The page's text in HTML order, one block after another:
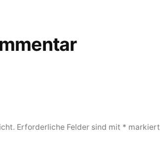
Erforderliche Felder sind mit * markiert